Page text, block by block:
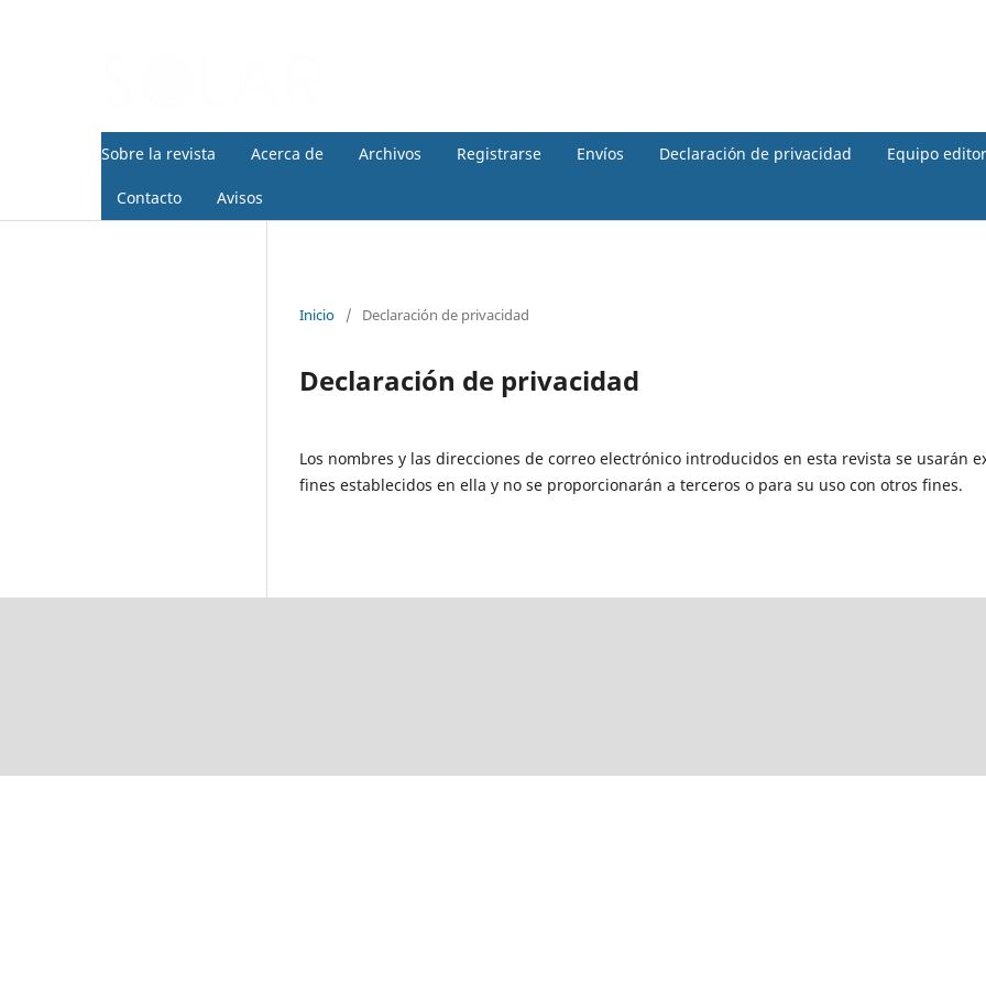
Sobre la revista Acerca de Archivos Registrarse Envíos Declaración de privacidad Equipo
Contacto Avisos
Inicio / Declaración de privacidad
Declaración de privacidad
Los nombres y las direcciones de correo electrónico introducidos en esta revista se usarán
fines establecidos en ella y no se proporcionarán a terceros o para su uso con otros fines.